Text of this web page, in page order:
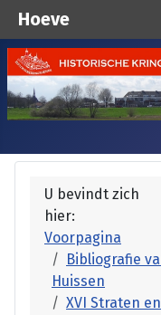
U bevindt zich
hier:
Voorpagina
Bibliografie
Huissen
XVI Straten en
Hoeve